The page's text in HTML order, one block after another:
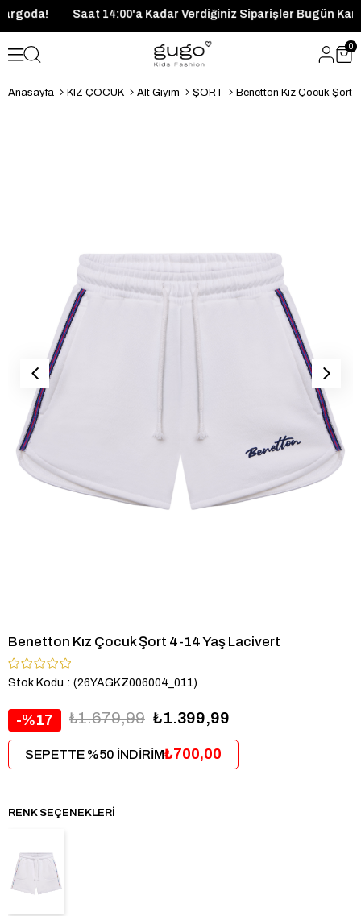
Kargoda! Saat 14:00'a Kadar Verdiğiniz Siparişler Bugün
0
Anasayfa KIZ ÇOCUK Alt Giyim ŞORT Benetton Kız Çocuk Şort
Benetton Kız Çocuk Şort 4-14 Yaş Lacivert
Stok Kodu (26YAGKZ006004_011)
17 ₺1.679,99 ₺1.399,99
SEPETTE %50 İNDİRİM₺700,00
RENK SEÇENEKLERI